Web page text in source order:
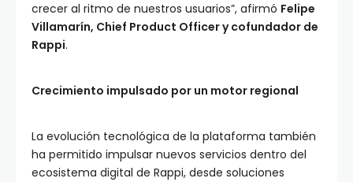
crecer al ritmo de nuestros usuarios”, afirmó Felipe
Villamarín, Chief Product Officer y cofundador de
Rappi.
Crecimiento impulsado por un motor regional
La evolución tecnológica de la plataforma también
ha permitido impulsar nuevos servicios dentro del
ecosistema digital de Rappi, desde soluciones